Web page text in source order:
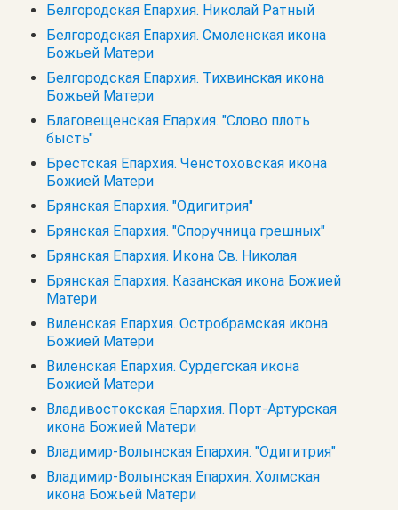
Белгородская Епархия. Николай Ратный
Белгородская Епархия. Смоленская икона
Божьей Матери
Белгородская Епархия. Тихвинская икона
Божьей Матери
Благовещенская Епархия. "Слово плоть
бысть"
Брестская Епархия. Ченстоховская икона
Божией Матери
Брянская Епархия. "Одигитрия"
Брянская Епархия. "Споручница грешных"
Брянская Епархия. Икона Св. Николая
Брянская Епархия. Казанская икона Божией
Матери
Виленская Епархия. Остробрамская икона
Божией Матери
Виленская Епархия. Сурдегская икона
Божией Матери
Владивостокская Епархия. Порт-Артурская
икона Божией Матери
Владимир-Волынская Епархия. "Одигитрия"
Владимир-Волынская Епархия. Холмская
икона Божьей Матери